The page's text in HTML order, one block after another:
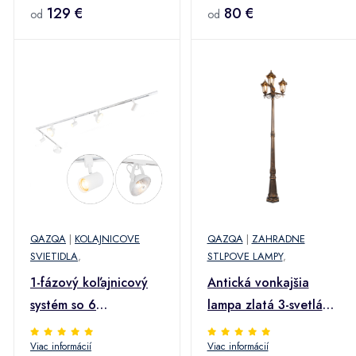
Cavalux Jeana
od 129 € od 80 €
QAZQA | KOLAJNICOVE
SVIETIDLA,
1-fázový koľajnicový
systém so 6
nastaviteľnými bielymi
reflektormi - Magnax
Viac informácií
QAZQA| ZAHRADNE
STLPOVE LAMPY,
Antická vonkajšia
lampa zlatá 3-svetlá
IP44 - New Haven
Viac informácií